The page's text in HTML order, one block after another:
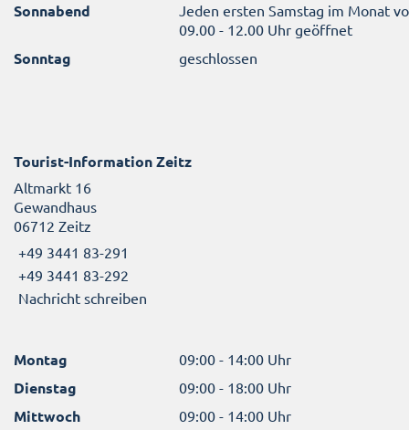
Sonnabend
Jeden ersten Samstag im Monat
09.00 - 12.00 Uhr geöffnet
Sonntag geschlossen
Tourist-Information Zeitz
Altmarkt 16
Gewandhaus
06712 Zeitz
+49 3441 83-291
+49 3441 83-292
Nachricht schreiben
Montag 09:00 - 14:00 Uhr
Dienstag 09:00 - 18:00 Uhr
Mittwoch 09:00 - 14:00 Uhr